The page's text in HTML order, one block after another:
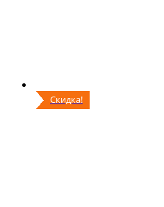
Скидка!